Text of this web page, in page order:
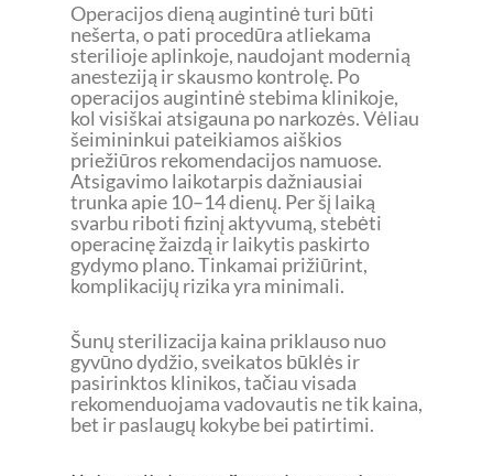
Operacijos dieną augintinė turi būti
nešerta, o pati procedūra atliekama
sterilioje aplinkoje, naudojant modernią
anesteziją ir skausmo kontrolę. Po
operacijos augintinė stebima klinikoje,
kol visiškai atsigauna po narkozės. Vėliau
šeimininkui pateikiamos aiškios
priežiūros rekomendacijos namuose.
Atsigavimo laikotarpis dažniausiai
trunka apie 10–14 dienų. Per šį laiką
svarbu riboti fizinį aktyvumą, stebėti
operacinę žaizdą ir laikytis paskirto
gydymo plano. Tinkamai prižiūrint,
komplikacijų rizika yra minimali.
Šunų sterilizacija kaina priklauso nuo
gyvūno dydžio, sveikatos būklės ir
pasirinktos klinikos, tačiau visada
rekomenduojama vadovautis ne tik kaina,
bet ir paslaugų kokybe bei patirtimi.